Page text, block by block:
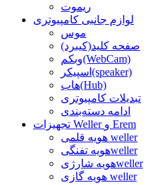
ریموت
لوازم جانبی کامپیوتری
موس
صفحه کلید(کیبرد)
وبکم(WebCam)
اسپیکر(speaker)
هاب(Hub)
تبدیلات کامپیوتری
ادامه دسته‌بندی
تجهیزات Weller و Erem
هویه قلمی weller
هویه تفنگیweller
هویه شارژیweller
هویه گازی weller